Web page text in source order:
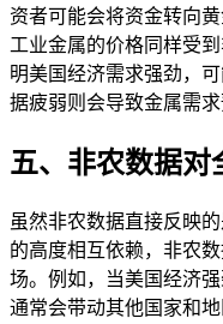
资者可能会将资金转向
工业金属的价格同样受
明美国经济需求强劲，
据疲弱则会导致金属需
五、非农数据对
虽然非农数据直接反映
的高度相互依赖，非农
场。例如，当美国经济
通常会带动其他国家和